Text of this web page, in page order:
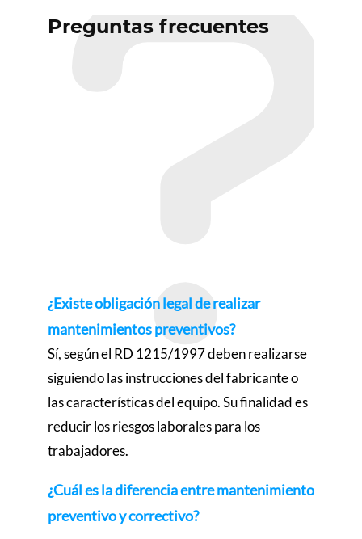
Preguntas frecuentes
¿Existe obligación legal de realizar
mantenimientos preventivos?
Sí, según el RD 1215/1997 deben realizarse
siguiendo las instrucciones del fabricante o
las características del equipo. Su finalidad es
reducir los riesgos laborales para los
trabajadores.
¿Cuál es la diferencia entre mantenimiento
preventivo y correctivo?